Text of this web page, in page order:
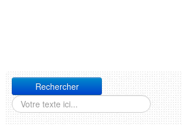
Rechercher